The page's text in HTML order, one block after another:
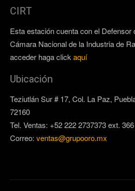
CIRT
Esta estación cuenta con el Defensor
Cámara Nacional de la Industria de
acceder haga click aquí
Ubicación
Teziutlán Sur # 17, Col. La Paz,
72160
Tel. Ventas: +52 222 2737373 ext. 366
Correo: ventas@grupooro.mx